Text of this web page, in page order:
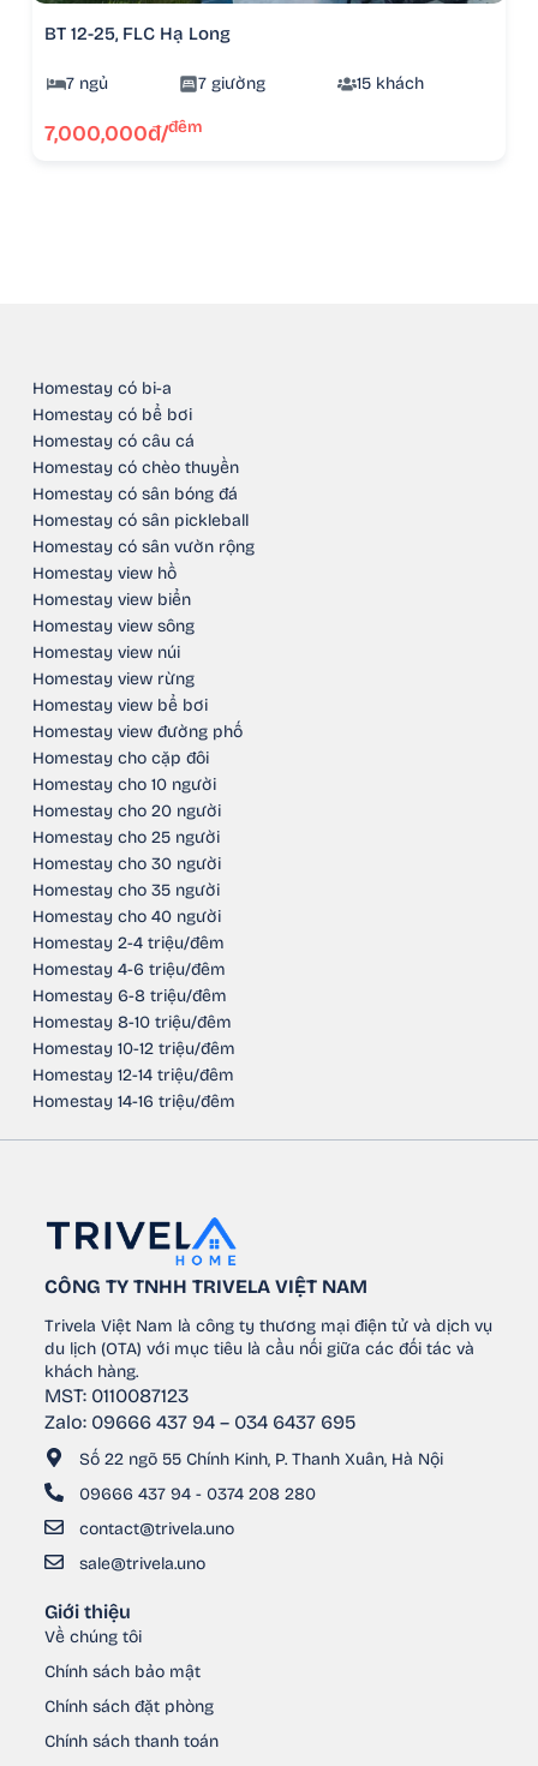
BT 12-25, FLC Hạ Long
7 ngủ 7 giường 15 khách
7,000,000đ/đêm
Homestay có bi-a
Homestay có bể bơi
Homestay có câu cá
Homestay có chèo thuyền
Homestay có sân bóng đá
Homestay có sân pickleball
Homestay có sân vườn rộng
Homestay view hồ
Homestay view biển
Homestay view sông
Homestay view núi
Homestay view rừng
Homestay view bể bơi
Homestay view đường phố
Homestay cho cặp đôi
Homestay cho 10 người
Homestay cho 20 người
Homestay cho 25 người
Homestay cho 30 người
Homestay cho 35 người
Homestay cho 40 người
Homestay 2-4 triệu/đêm
Homestay 4-6 triệu/đêm
Homestay 6-8 triệu/đêm
Homestay 8-10 triệu/đêm
Homestay 10-12 triệu/đêm
Homestay 12-14 triệu/đêm
Homestay 14-16 triệu/đêm
CÔNG TY TNHH TRIVELA VIỆT NAM
Trivela Việt Nam là công ty thương mại điện tử và dịch vụ
du lịch (OTA) với mục tiêu là cầu nối giữa các đối tác và
khách hàng.
MST: 0110087123
Zalo: 09666 437 94 – 034 6437 695
Số 22 ngõ 55 Chính Kinh, P. Thanh Xuân, Hà Nội
09666 437 94 - 0374 208 280
contact@trivela.uno
sale@trivela.uno
Giới thiệu
Về chúng tôi
Chính sách bảo mật
Chính sách đặt phòng
Chính sách thanh toán